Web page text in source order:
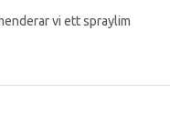
vi ett spraylim